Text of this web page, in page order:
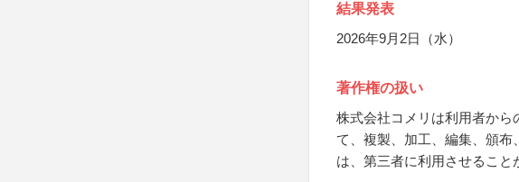
結果発表
2026年9月2日（水）
著作権の扱い
株式会社コメリは利用者から
て、複製、加工、編集、頒布
は、第三者に利用させること